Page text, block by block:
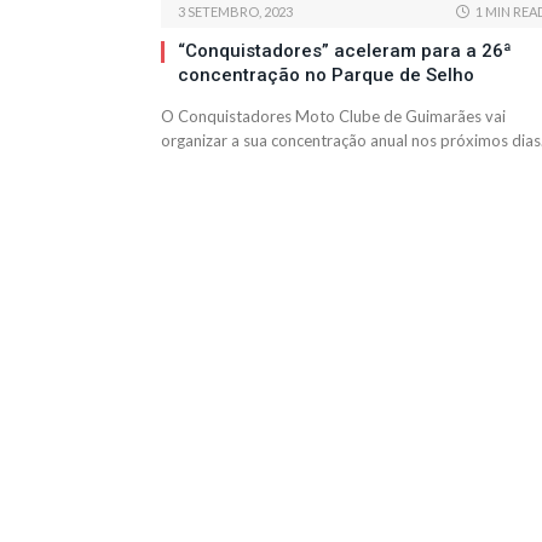
3 SETEMBRO, 2023 1 MIN
“Conquistadores” aceleram para a 26ª
concentração no Parque de Selho
O Conquistadores Moto Clube de Guimarães vai
organizar a sua concentração anual nos próximos